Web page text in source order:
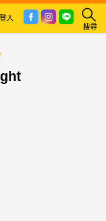
搜尋
登入